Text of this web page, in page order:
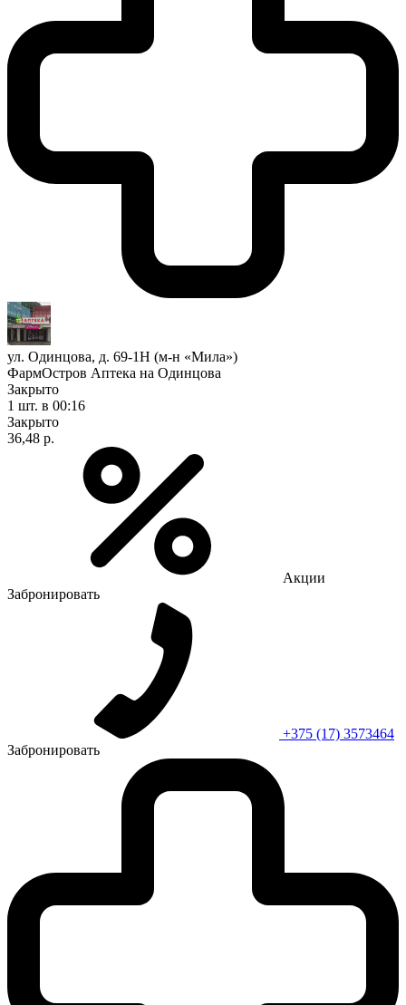
ул. Одинцова, д. 69-1Н (м-н «Мила»)
ФармОстров Аптека на Одинцова
Закрыто
1 шт. в 00:16
Закрыто
36,48 р.
Акции
Забронировать
+375 (17) 3573464
Забронировать